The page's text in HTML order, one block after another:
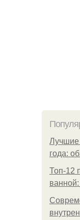
Лучшие
года:
Топ-12